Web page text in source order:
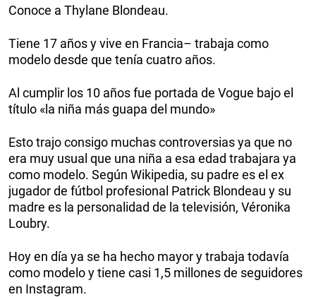
Conoce a Thylane Blondeau.
Tiene 17 años y vive en Francia– trabaja como
modelo desde que tenía cuatro años.
Al cumplir los 10 años fue portada de Vogue bajo el
título «la niña más guapa del mundo»
Esto trajo consigo muchas controversias ya que no
era muy usual que una niña a esa edad trabajara ya
como modelo. Según Wikipedia, su padre es el ex
jugador de fútbol profesional Patrick Blondeau y su
madre es la personalidad de la televisión, Véronika
Loubry.
Hoy en día ya se ha hecho mayor y trabaja todavía
como modelo y tiene casi 1,5 millones de seguidores
en Instagram.